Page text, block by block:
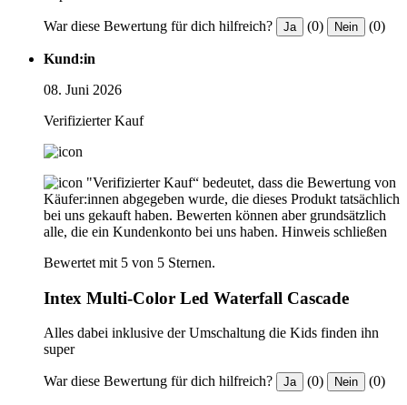
War diese Bewertung für dich hilfreich? Ja (0) Nein (0)
Kund:in
08. Juni 2026
Verifizierter Kauf
"Verifizierter Kauf“ bedeutet, dass die Bewertung von
Käufer:innen abgegeben wurde, die dieses Produkt tatsächlich
bei uns gekauft haben. Bewerten können aber grundsätzlich
alle, die ein Kundenkonto bei uns haben. Hinweis schließen
Bewertet mit 5 von 5 Sternen.
Intex Multi-Color Led Waterfall Cascade
Alles dabei inklusive der Umschaltung die Kids finden ihn
super
War diese Bewertung für dich hilfreich? Ja (0) Nein (0)